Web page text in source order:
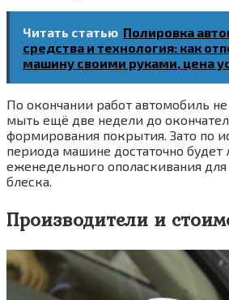
Читать статью Полировка
средства и технология: как
машину своими руками, цена
По окончании работ автомобиль
мыть ещё две недели до
формирования покрытия. Зато по
периода машине достаточно будет
еженедельного ополаскивания
блеска.
Производители и